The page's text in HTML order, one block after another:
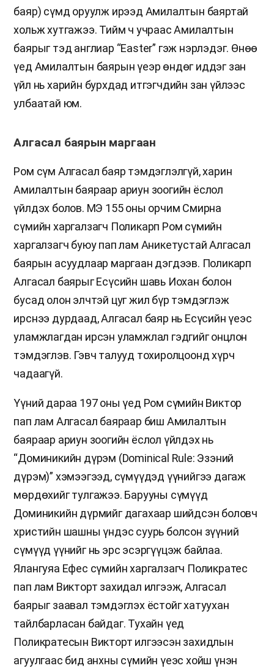
баяр) сүмд оруулж ирээд Амилалтын баяртай
хольж хутгажээ. Тийм ч учраас Амилалтын
баярыг тэд англиар “Easter” гэж нэрлэдэг. Өнөө
үед Амилалтын баярын үеэр өндөг иддэг зан
үйл нь харийн бурхдад итгэгчдийн зан үйлээс
улбаатай юм.
Алгасал баярын маргаан
Ром сүм Алгасал баяр тэмдэглэлгүй, харин
Амилалтын баяраар ариун зоогийн ёслол
үйлдэх болов. МЭ 155 оны орчим Смирна
сүмийн харгалзагч Поликарп Ром сүмийн
харгалзагч буюу пап лам Аникетустай Алгасал
баярын асуудлаар маргаан дэгдээв. Поликарп
Алгасал баярыг Есүсийн шавь Иохан болон
бусад олон элчтэй цуг жил бүр тэмдэглэж
ирснээ дурдаад, Алгасал баяр нь Есүсийн үеэс
уламжлагдан ирсэн уламжлал гэдгийг онцлон
тэмдэглэв. Гэвч талууд тохиролцоонд хүрч
чадаагүй.
Үүний дараа 197 оны үед Ром сүмийн Виктор
пап лам Алгасал баяраар биш Амилалтын
баяраар ариун зоогийн ёслол үйлдэх нь
“Доминикийн дүрэм (Dominical Rule: Эзэний
дүрэм)” хэмээгээд, сүмүүдэд үүнийгээ дагаж
мөрдөхийг тулгажээ. Барууны сүмүүд
Доминикийн дүрмийг дагахаар шийдсэн боловч
христийн шашны үндэс суурь болсон зүүний
сүмүүд үүнийг нь эрс эсэргүүцэж байлаа.
Ялангуяа Ефес сүмийн харгалзагч Поликратес
пап лам Викторт захидал илгээж, Алгасал
баярыг заавал тэмдэглэх ёстойг хатуухан
тайлбарласан байдаг. Тухайн үед
Поликратесын Викторт илгээсэн захидлын
агуулгаас бид анхны сүмийн үеэс хойш үнэн